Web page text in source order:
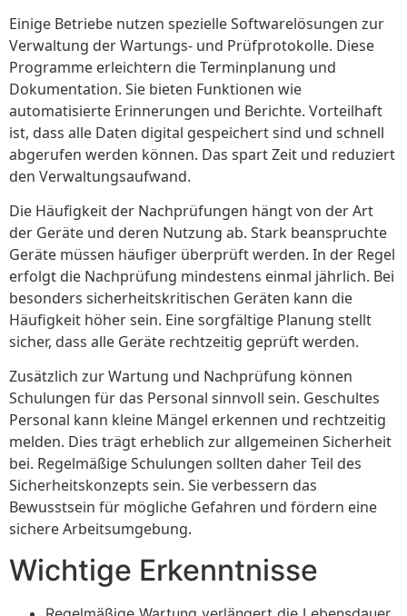
Einige Betriebe nutzen spezielle Softwarelösungen zur
Verwaltung der Wartungs- und Prüfprotokolle. Diese
Programme erleichtern die Terminplanung und
Dokumentation. Sie bieten Funktionen wie
automatisierte Erinnerungen und Berichte. Vorteilhaft
ist, dass alle Daten digital gespeichert sind und schnell
abgerufen werden können. Das spart Zeit und reduziert
den Verwaltungsaufwand.
Die Häufigkeit der Nachprüfungen hängt von der Art
der Geräte und deren Nutzung ab. Stark beanspruchte
Geräte müssen häufiger überprüft werden. In der Regel
erfolgt die Nachprüfung mindestens einmal jährlich. Bei
besonders sicherheitskritischen Geräten kann die
Häufigkeit höher sein. Eine sorgfältige Planung stellt
sicher, dass alle Geräte rechtzeitig geprüft werden.
Zusätzlich zur Wartung und Nachprüfung können
Schulungen für das Personal sinnvoll sein. Geschultes
Personal kann kleine Mängel erkennen und rechtzeitig
melden. Dies trägt erheblich zur allgemeinen Sicherheit
bei. Regelmäßige Schulungen sollten daher Teil des
Sicherheitskonzepts sein. Sie verbessern das
Bewusstsein für mögliche Gefahren und fördern eine
sichere Arbeitsumgebung.
Wichtige Erkenntnisse